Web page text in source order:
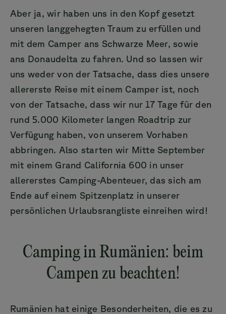
Aber ja, wir haben uns in den Kopf gesetzt
unseren langgehegten Traum zu erfüllen und
mit dem Camper ans Schwarze Meer, sowie
ans Donaudelta zu fahren. Und so lassen wir
uns weder von der Tatsache, dass dies unsere
allererste Reise mit einem Camper ist, noch
von der Tatsache, dass wir nur 17 Tage für den
rund 5.000 Kilometer langen Roadtrip zur
Verfügung haben, von unserem Vorhaben
abbringen. Also starten wir Mitte September
mit einem Grand California 600 in unser
allererstes Camping-Abenteuer, das sich am
Ende auf einem Spitzenplatz in unserer
persönlichen Urlaubsrangliste einreihen wird!
Camping in Rumänien: beim
Campen zu beachten!
Rumänien hat einige Besonderheiten, die es zu